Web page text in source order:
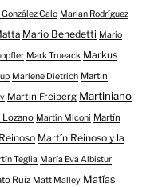
Calo Marian Rodríguez
Mario Benedetti Mario
Mark Trueack Markus
Marlene Dietrich Martin
Martin Freiberg Martiniano
Lozano Martín Miconi Martín
Martín Reinoso y la
Teglia María Eva Albistur
Ruiz Matt Malley Matías